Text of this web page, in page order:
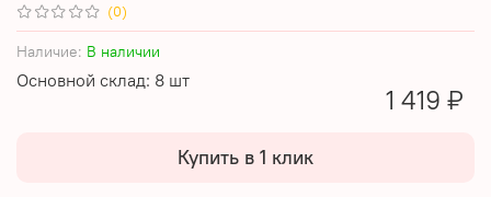
(0)
Наличие: В наличии
Основной склад: 8 шт
1 419 ₽
Купить в 1 клик